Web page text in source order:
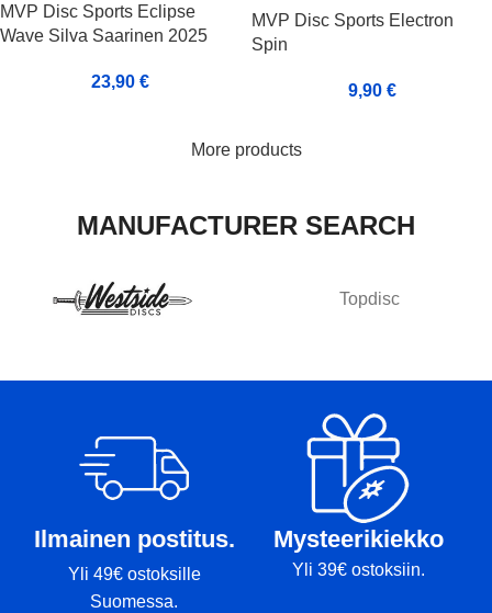
MVP Disc Sports Eclipse
Wave Silva Saarinen 2025
23,90 €
MVP Disc Sports Electron
Spin
9,90 €
More products
MANUFACTURER SEARCH
Topdisc
Ilmainen postitus.
Yli 49€ ostoksille
Suomessa.
Mysteerikiekko
Yli 39€ ostoksiin.